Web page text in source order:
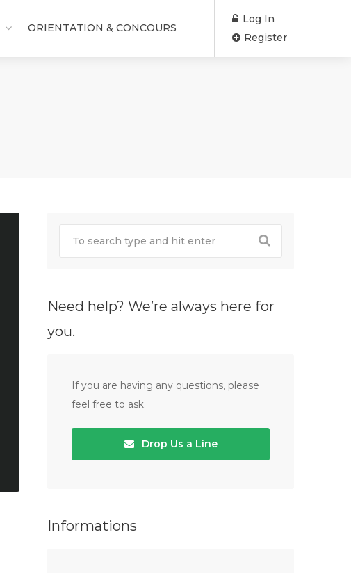
ORIENTATION & CONCOURS
Log In
Register
Need help? We’re always here for
you.
If you are having any questions, please
feel free to ask.
Drop Us a Line
Informations